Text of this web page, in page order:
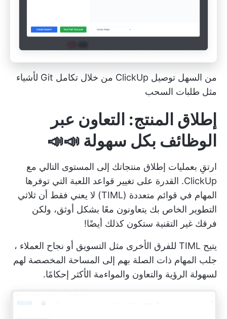
من السهل توصيل ClickUp من خلال تكامل Git لأشياء
مثل طلبات السحب
إطلاق المنتج: التعاون عبر
الوظائف بكل سهولة 📣📣
ارتقِ بعمليات إطلاق منتجاتك إلى المستوى التالي مع
ClickUp. القدرة على تغيير قواعد اللعبة التي توفرها
المهام في قوائم متعددة
(TIML) لا يعني فقط أن ثلاثي
التطوير الخاص بك يتعاونون معًا بشكل أوثق، ولكن
فرقك غير التقنية ستكون كذلك أيضًا!
يتيح TIML للفرق الأخرى مثل التسويق أو نجاح العملاء ،
جلب المهام ذات الصلة بهم إلى المساحة المخصصة لهم
لسهولة الرؤية والتعاون والمواءمة الأكثر إحكامًا.